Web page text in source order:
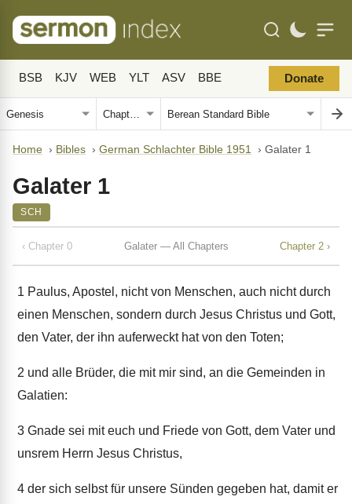
BSB KJV WEB YLT ASV BBE Donate
Home › Bibles › German Schlachter Bible 1951 › Galater 1
Galater 1
SCH
‹ Chapter 0 Galater — All Chapters Chapter 2 ›
1 Paulus, Apostel, nicht von Menschen, auch nicht durch
einen Menschen, sondern durch Jesus Christus und Gott,
den Vater, der ihn auferweckt hat von den Toten;
2 und alle Brüder, die mit mir sind, an die Gemeinden in
Galatien:
3 Gnade sei mit euch und Friede von Gott, dem Vater und
unsrem Herrn Jesus Christus,
4 der sich selbst für unsere Sünden gegeben hat, damit er